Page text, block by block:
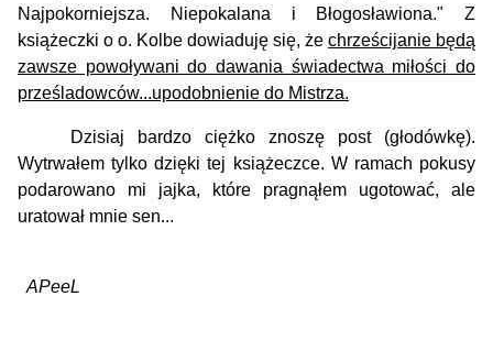
Najpokorniejsza. Niepokalana i Błogosławiona." Z
książeczki o o. Kolbe dowiaduję się, że chrześcijanie będą
zawsze powoływani do dawania świadectwa miłości do
prześladowców...upodobnienie do Mistrza.
Dzisiaj bardzo ciężko znoszę post (głodówkę).
Wytrwałem tylko dzięki tej książeczce. W ramach pokusy
podarowano mi jajka, które pragnąłem ugotować, ale
uratował mnie sen...
APeeL